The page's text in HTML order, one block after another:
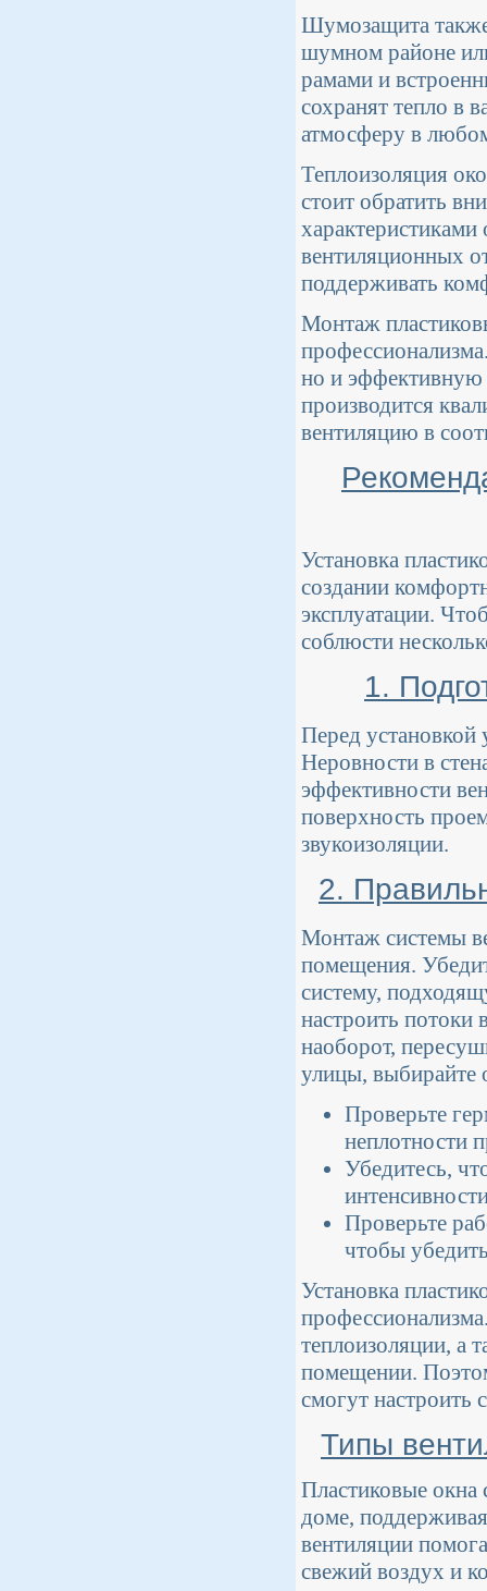
Шумозащита
шумном районе
рамами и
сохранят тепло в
атмосферу в
Теплоизоляция
стоит обратить
вентиляционных
поддерживать
Монтаж
но и эффективную
производится
вентиляцию в
Установка
создании
эксплуатации.
соблюсти
1.
Перед установкой
Неровности в
эффективности
поверхность
звукоизоляции.
2.
Монтаж системы
помещения.
систему,
настроить потоки
наоборот,
улицы, выбирайте
Проверьте
неплотности
Убедитесь,
Проверьте
чтобы
Установка
теплоизоляции, а
помещении.
смогут настроить
Типы
Пластиковые окна
доме,
вентиляции
свежий воздух и